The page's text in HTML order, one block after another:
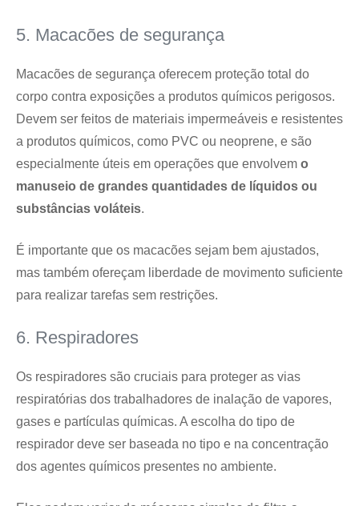
5. Macacões de segurança
Macacões de segurança oferecem proteção total do
corpo contra exposições a produtos químicos perigosos.
Devem ser feitos de materiais impermeáveis e resistentes
a produtos químicos, como PVC ou neoprene, e são
especialmente úteis em operações que envolvem o
manuseio de grandes quantidades de líquidos ou
substâncias voláteis.
É importante que os macacões sejam bem ajustados,
mas também ofereçam liberdade de movimento suficiente
para realizar tarefas sem restrições.
6. Respiradores
Os respiradores são cruciais para proteger as vias
respiratórias dos trabalhadores de inalação de vapores,
gases e partículas químicas. A escolha do tipo de
respirador deve ser baseada no tipo e na concentração
dos agentes químicos presentes no ambiente.